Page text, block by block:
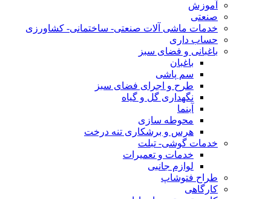
آموزش
صنعتی
خدمات ماشی آلات صنعتی- ساختمانی- کشاورزی
حساب داری
باغبانی و فضای سبز
باغبان
سم پاشی
طرح و اجرای فضای سبز
نگهداری گل و گیاه
آبنما
محوطه سازی
هرس و برشکاری تنه درخت
خدمات گوشی- تبلت
خدمات و تعمیرات
لوازم جانبی
طراح فتوشاپ
کارگاهی